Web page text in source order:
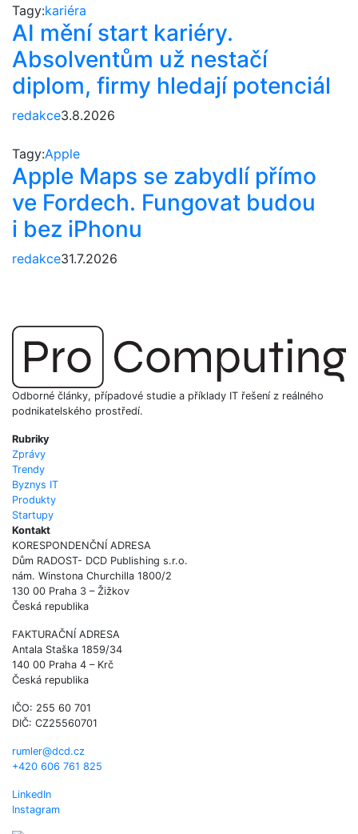
Tagy:kariéra
AI mění start kariéry.
Absolventům už nestačí
diplom, firmy hledají potenciál
redakce3.8.2026
Tagy:Apple
Apple Maps se zabydlí přímo
ve Fordech. Fungovat budou
i bez iPhonu
redakce31.7.2026
Odborné články, případové studie a příklady IT řešení z reálného
podnikatelského prostředí.
Rubriky
Zprávy
Trendy
Byznys IT
Produkty
Startupy
Kontakt
KORESPONDENČNÍ ADRESA
Dům RADOST- DCD Publishing s.r.o.
nám. Winstona Churchilla 1800/2
130 00 Praha 3 – Žižkov
Česká republika
FAKTURAČNÍ ADRESA
Antala Staška 1859/34
140 00 Praha 4 – Krč
Česká republika
IČO: 255 60 701
DIČ: CZ25560701
rumler@dcd.cz
+420 606 761 825
LinkedIn
Instagram